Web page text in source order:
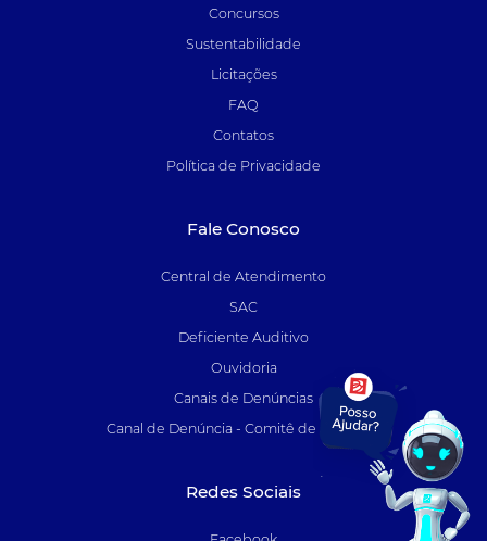
Concursos
Sustentabilidade
Licitações
FAQ
Contatos
Política de Privacidade
Fale Conosco
Central de Atendimento
SAC
Deficiente Auditivo
Ouvidoria
Canais de Denúncias
Canal de Denúncia - Comitê de Auditoria
Redes Sociais